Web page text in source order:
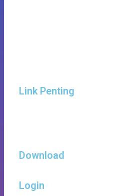
Link Penting
Download
Login